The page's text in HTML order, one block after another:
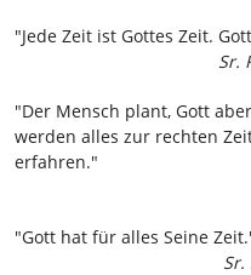
"Jede Zeit ist Gottes
Sr.
"Der Mensch plant, Gott
werden alles zur rechten
"Gott hat für
Sr.